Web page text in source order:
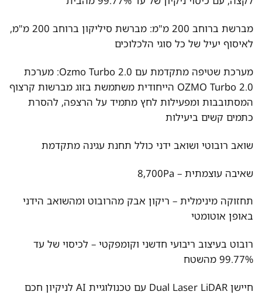
מברשת ברוחב 200 מ"מ: מברשת סיליקון ברוחב 200 מ"מ,
לאיסוף יעיל של כל סוגי הלכלוכים
מערכת שטיפה מתקדמת עם Ozmo Turbo 2.0: מערכת
OZMO Turbo 2.0 הייחודית משתמשת בזוג מברשות קרצוף
המסתובבות ומפעילות לחץ מתמיד על הרצפה, להסרת
כתמים קשים ביעילות
שואב רובוטי ושואב ידני כולל תחנת עגינה מתקדמת
שאיבה עוצמתית – 8,700Pa
תחזוקה מינימלית – ריקון אבק מהרובוט ומהשואב הידני
באופן אוטומטי
רובוט בעיצוב ריבועי חדשני וקומפקטי – לכיסוי של עד
99.77% מהשטח
חיישן Dual Laser LiDAR עם טכנולוגיית AI לניקיון חכם